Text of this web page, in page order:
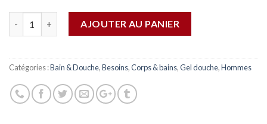
AJOUTER AU PANIER
Catégories :Bain & Douche,Besoins,Corps & bains,Gel douche,Hommes